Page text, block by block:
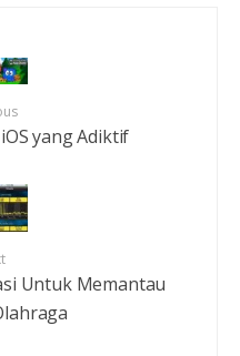
yang Adiktif
Untuk Memantau